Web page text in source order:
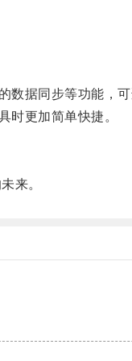
据同步等功能，可
更加简单快捷。
来。